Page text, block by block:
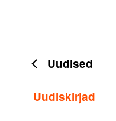
Uudised
Uudiskirjad